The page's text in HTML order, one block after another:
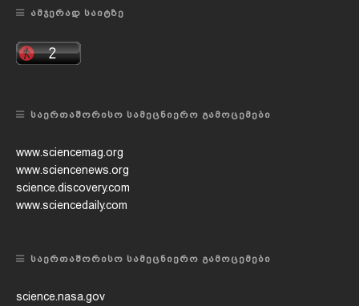
ᲐᲛᲯᲔᲠᲐᲓ ᲡᲐᲘᲢᲖᲔ
ᲡᲐᲔᲠᲗᲐᲨᲝᲠᲘᲡᲝ ᲡᲐᲛᲔᲪᲜᲘᲔᲠᲝ ᲒᲐᲛᲝᲪᲔᲛᲔᲑᲘ
www.sciencemag.org
www.sciencenews.org
science.discovery.com
www.sciencedaily.com
ᲡᲐᲔᲠᲗᲐᲨᲝᲠᲘᲡᲝ ᲡᲐᲛᲔᲪᲜᲘᲔᲠᲝ ᲒᲐᲛᲝᲪᲔᲛᲔᲑᲘ
science.nasa.gov